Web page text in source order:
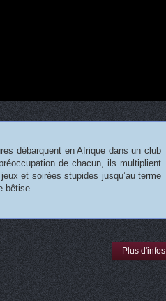
débarquent en Afrique dans un club
de chacun, ils multiplient
et soirées stupides jusqu’au terme
bêtise…
Plus d'infos